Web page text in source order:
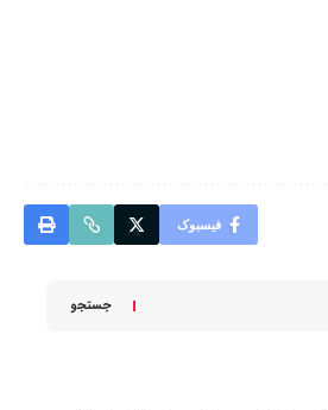
فیسبوک
جستجو